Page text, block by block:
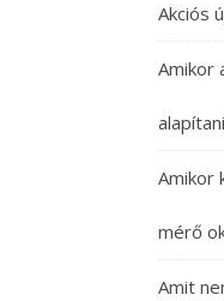
Akciós
Amikor
alapítani
Amikor
mérő
Amit